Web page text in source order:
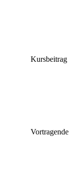
Kursbeitrag
Vortragende